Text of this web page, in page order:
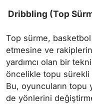
Dribbling (Top
Top sürme,
etmesine ve
yardımcı olan bir
öncelikle topu sürekli
Bu, oyuncuların topu
de yönlerini